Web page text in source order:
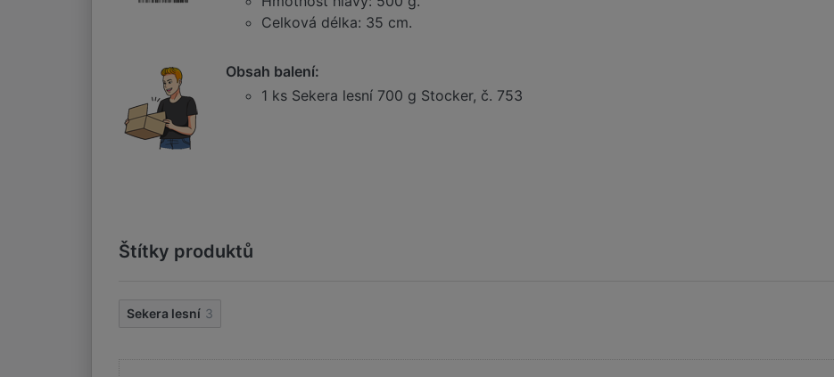
Celková délka: 35 cm.
Obsah balení:
1 ks Sekera lesní 700 g Stocker, č. 753
Štítky produktů
Sekera lesní 3